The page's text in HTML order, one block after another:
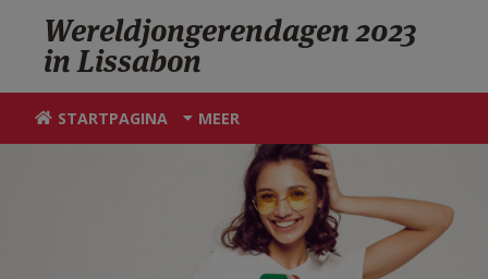
STARTPAGINA
KERK
VIERINGEN
Wereldjongerendagen 2023
in Lissabon
STARTPAGINA MEER